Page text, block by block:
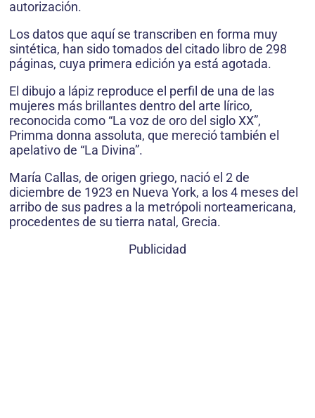
autorización.
Los datos que aquí se transcriben en forma muy
sintética, han sido tomados del citado libro de 298
páginas, cuya primera edición ya está agotada.
El dibujo a lápiz reproduce el perfil de una de las
mujeres más brillantes dentro del arte lírico,
reconocida como “La voz de oro del siglo XX”,
Primma donna assoluta, que mereció también el
apelativo de “La Divina”.
María Callas, de origen griego, nació el 2 de
diciembre de 1923 en Nueva York, a los 4 meses del
arribo de sus padres a la metrópoli norteamericana,
procedentes de su tierra natal, Grecia.
Publicidad